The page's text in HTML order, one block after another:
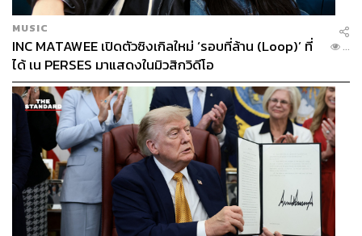
MUSIC
INC MATAWEE เปิดตัวซิงเกิลใหม่ ‘รอบที่ล้าน (Loop)’ ที่
ได้ เน PERSES มาแสดงในมิวสิกวิดีโอ
...